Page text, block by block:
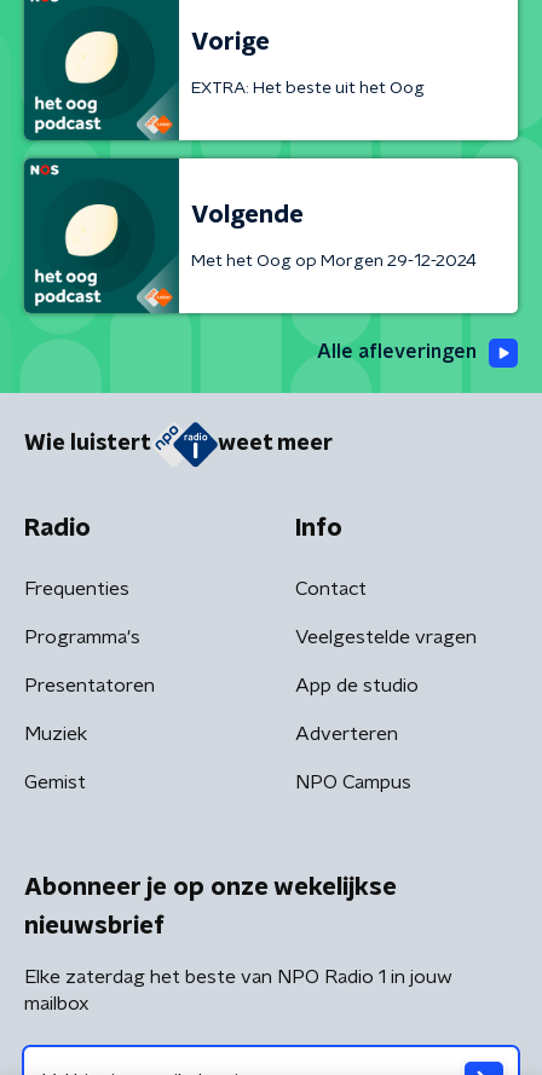
Vorige
EXTRA: Het beste uit het Oog
Volgende
Met het Oog op Morgen 29-12-2024
Alle afleveringen
Wie luistert weet meer
Radio
Frequenties
Programma's
Presentatoren
Muziek
Gemist
Info
Contact
Veelgestelde vragen
App de studio
Adverteren
NPO Campus
Abonneer je op onze wekelijkse
nieuwsbrief
Elke zaterdag het beste van NPO Radio 1 in jouw
mailbox